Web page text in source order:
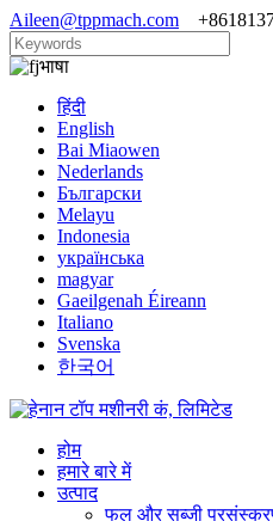
Aileen@tppmach.com
भाषा
हिंदी
English
Bai Miaowen
Nederlands
Български
Melayu
Indonesia
українська
magyar
Gaeilgenah Éireann
Italiano
Svenska
한국어
होम
हमारे बारे में
उत्पाद
फल और सब्जी